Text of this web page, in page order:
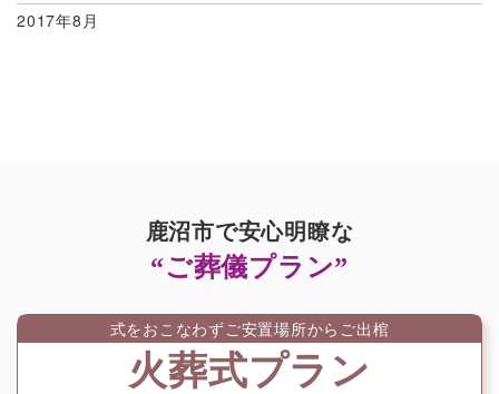
2017年8月
鹿沼市で安心明瞭な
“ご葬儀プラン”
式をおこなわずご安置場所からご出棺
火葬式プラン